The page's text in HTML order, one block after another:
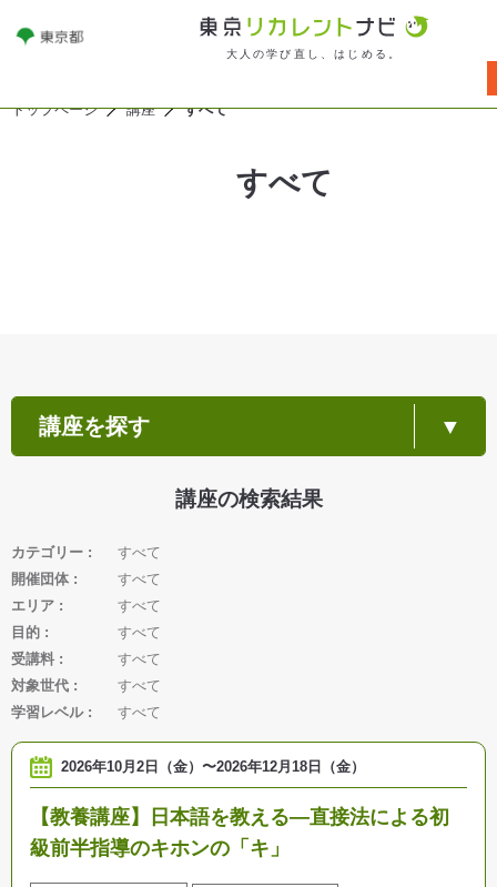
大人の学び直し、はじめる。
トップページ 講座 すべて
すべて
講座を探す
講座の検索結果
カテゴリー
すべて
開催団体
すべて
エリア
すべて
目的
すべて
受講料
すべて
対象世代
すべて
学習レベル
すべて
2026年10月2日（金） 〜2026年12月18日（金）
【教養講座】日本語を教える―直接法による初
級前半指導のキホンの「キ」